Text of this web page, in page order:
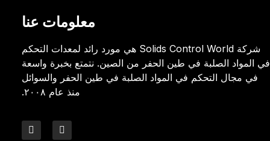
معلومات عنا
شركة Solids Control World هي مورد رائد لمعدات التحكم
في المواد الصلبة في طين الحفر من الصين. نتمتع بخبرة واسعة
في مجال التحكم في المواد الصلبة في طين الحفر والسوائل
منذ عام ٢٠٠٨.